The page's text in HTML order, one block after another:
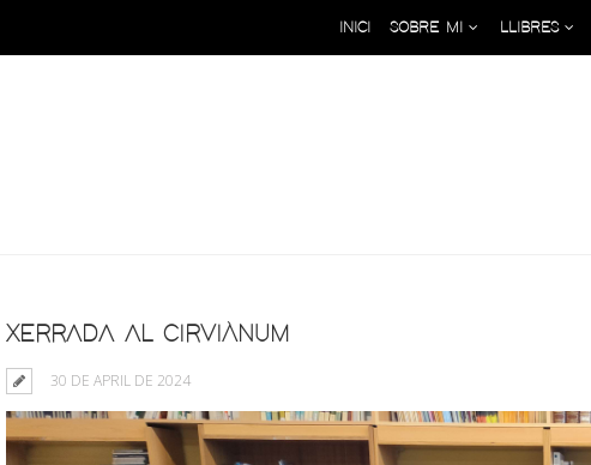
INICI SOBRE MI LLIBRES
XERRADA AL CIRVIÀNUM
30 DE APRIL DE 2024